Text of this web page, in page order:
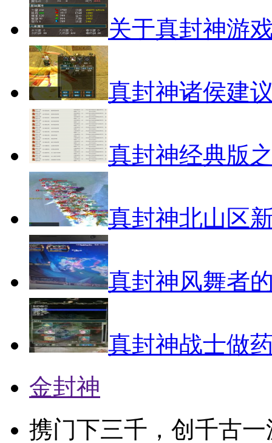
关于真封神游
真封神诸侯建
真封神经典版
真封神北山区
真封神风舞者
真封神战士做
金封神
携门下三千，创千古一